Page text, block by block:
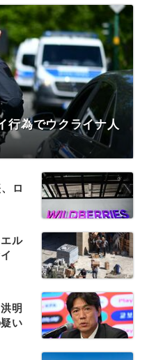
行為でウクライナ人
ロ
ル
明
い